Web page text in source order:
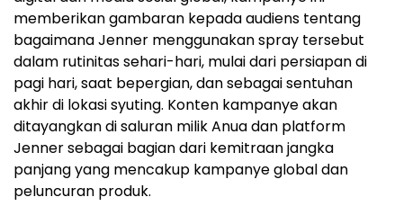
memberikan gambaran kepada audiens tentang
bagaimana Jenner menggunakan spray tersebut
dalam rutinitas sehari-hari, mulai dari persiapan di
pagi hari, saat bepergian, dan sebagai sentuhan
akhir di lokasi syuting. Konten kampanye akan
ditayangkan di saluran milik Anua dan platform
Jenner sebagai bagian dari kemitraan jangka
panjang yang mencakup kampanye global dan
peluncuran produk.